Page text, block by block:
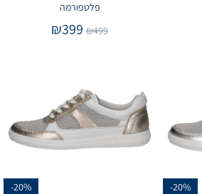
פלטפורמה
₪499
₪399
-20%
-20%